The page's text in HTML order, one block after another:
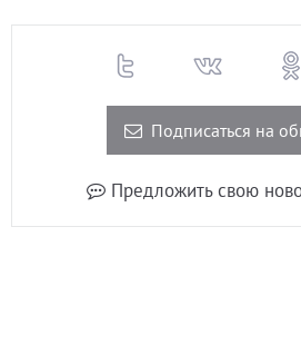
Подписаться на
Предложить свою